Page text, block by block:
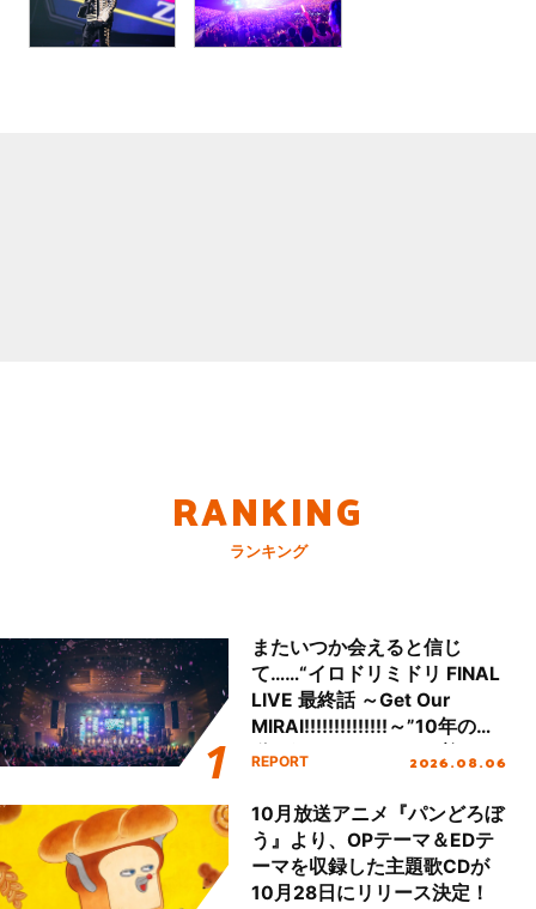
RANKING
ランキング
またいつか会えると信じ
て……“イロドリミドリ FINAL
LIVE 最終話 ～Get Our
MIRAI!!!!!!!!!!!!!!～”10年の活
動を経てファイナルを迎える
REPORT 2026.08.06
10月放送アニメ『パンどろぼ
う』より、OPテーマ＆EDテ
ーマを収録した主題歌CDが
10月28日にリリース決定！